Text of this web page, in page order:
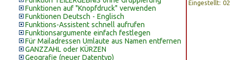
Funktionen auf "Knopfdruck" verwenden
Funktionen Deutsch - Englisch
Funktions-Assistent schnell aufrufen
Funktionsargumente einfach festlegen
Für Mailadressen Umlaute aus Namen entfernen
GANZZAHL oder KÜRZEN
Geografie (neuer Datentyp)
Eingestellt: